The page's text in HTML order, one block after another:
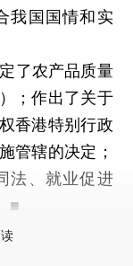
我国国情和实
了农产品质量
；作出了关于
香港特别行政
管辖的决定；
法、就业促进
■